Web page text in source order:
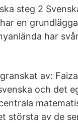
steg 2
en
har
av:
och det
största av de